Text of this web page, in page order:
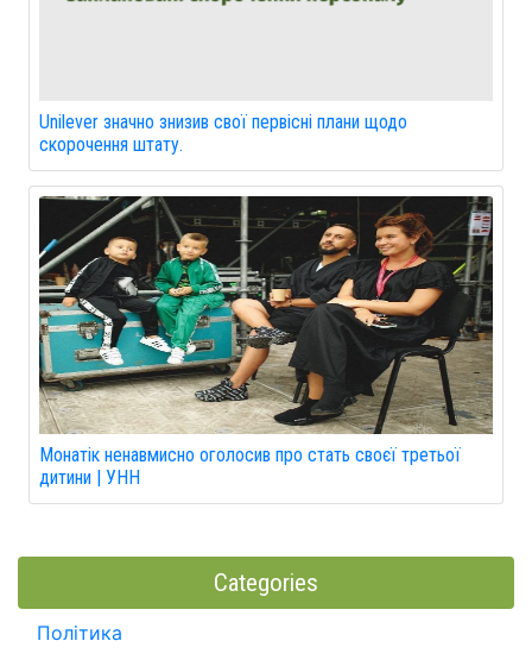
Unilever значно знизив свої первісні плани щодо
скорочення штату.
Монатік ненавмисно оголосив про стать своєї третьої
дитини | УНН
Categories
Політика